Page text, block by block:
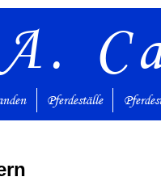
A.
Pferdeställe